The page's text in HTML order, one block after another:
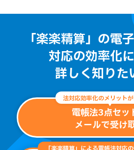
「楽楽精算」の電
対応の効率化
詳しく知りた
法対応効率化のメリットが
電帳法3点セッ
メールで受け